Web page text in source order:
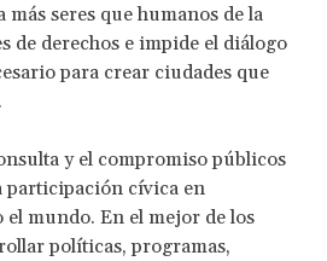
más seres que humanos de la
de derechos e impide el diálogo
para crear ciudades que
y el compromiso públicos
participación cívica en
mundo. En el mejor de los
políticas, programas,